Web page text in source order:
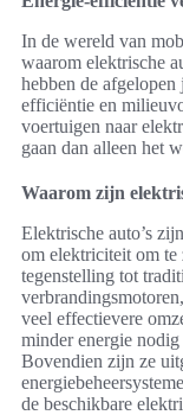
In de wereld van
waarom elektrische
hebben de afgelopen
efficiëntie en
voertuigen naar
gaan dan alleen het
Waarom zijn
Elektrische auto’s
om elektriciteit om te
tegenstelling tot
veel effectievere
minder energie
Bovendien zijn ze
de beschikbare